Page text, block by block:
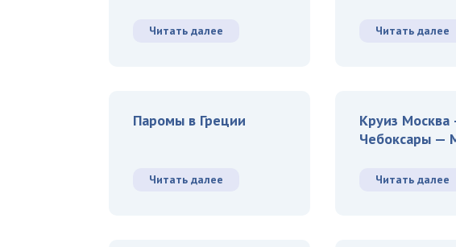
Читать далее Читать далее
Паромы в Греции
Читать далее
Круиз Москва
Чебоксары —
Читать далее